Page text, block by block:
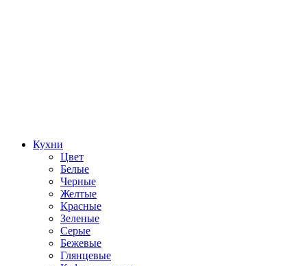
Кухни
Цвет
Белые
Черные
Желтые
Красные
Зеленые
Серые
Бежевые
Глянцевые